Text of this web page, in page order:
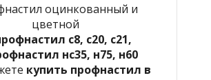
оцинкованный и
цветной
с8, с20, с21,
нс35, н75, н60
купить профнастил в